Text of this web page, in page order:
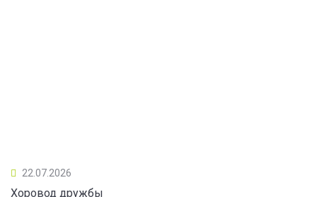
22.07.2026
Хоровод дружбы